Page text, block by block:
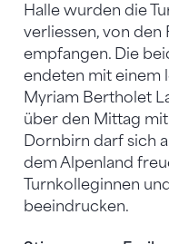
Halle wurden die
verliessen, von
empfangen. Die
endeten mit einem
Myriam Bertholet
über den Mittag
Dornbirn darf sich
dem Alpenland
Turnkolleginnen
beeindrucken.